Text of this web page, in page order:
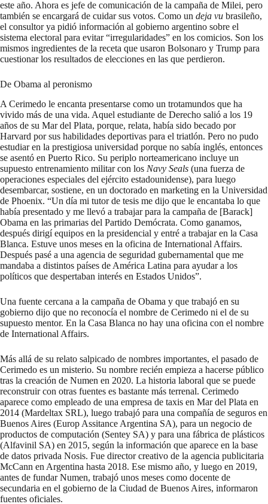
este año. Ahora es jefe de comunicación de la campaña de Milei, pero
también se encargará de cuidar sus votos. Como un deja vu brasileño,
el consultor ya pidió información al gobierno argentino sobre el
sistema electoral para evitar “irregularidades” en los comicios. Son los
mismos ingredientes de la receta que usaron Bolsonaro y Trump para
cuestionar los resultados de elecciones en las que perdieron.
De Obama al peronismo
A Cerimedo le encanta presentarse como un trotamundos que ha
vivido más de una vida. Aquel estudiante de Derecho salió a los 19
años de su Mar del Plata, porque, relata, había sido becado por
Harvard por sus habilidades deportivas para el triatlón. Pero no pudo
estudiar en la prestigiosa universidad porque no sabía inglés, entonces
se asentó en Puerto Rico. Su periplo norteamericano incluye un
supuesto entrenamiento militar con los Navy Seals (una fuerza de
operaciones especiales del ejército estadounidense), para luego
desembarcar, sostiene, en un doctorado en marketing en la Universidad
de Phoenix. “Un día mi tutor de tesis me dijo que le encantaba lo que
había presentado y me llevó a trabajar para la campaña de [Barack]
Obama en las primarias del Partido Demócrata. Como ganamos,
después dirigí equipos en la presidencial y entré a trabajar en la Casa
Blanca. Estuve unos meses en la oficina de International Affairs.
Después pasé a una agencia de seguridad gubernamental que me
mandaba a distintos países de América Latina para ayudar a los
políticos que despertaban interés en Estados Unidos”.
Una fuente cercana a la campaña de Obama y que trabajó en su
gobierno dijo que no reconocía el nombre de Cerimedo ni el de su
supuesto mentor. En la Casa Blanca no hay una oficina con el nombre
de International Affairs.
Más allá de su relato salpicado de nombres importantes, el pasado de
Cerimedo es un misterio. Su nombre recién empieza a hacerse público
tras la creación de Numen en 2020. La historia laboral que se puede
reconstruir con otras fuentes es bastante más terrenal. Cerimedo
aparece como empleado de una empresa de taxis en Mar del Plata en
2014 (Mardeltax SRL), luego trabajó para una compañía de seguros en
Buenos Aires (Europ Assitance Argentina SA), para un negocio de
productos de computación (Sentey SA) y para una fábrica de plásticos
(Alfavinil SA) en 2015, según la información que aparece en la base
de datos privada Nosis. Fue director creativo de la agencia publicitaria
McCann en Argentina hasta 2018. Ese mismo año, y luego en 2019,
antes de fundar Numen, trabajó unos meses como docente de
secundaria en el gobierno de la Ciudad de Buenos Aires, informaron
fuentes oficiales.